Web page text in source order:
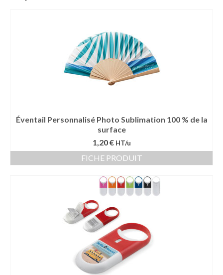
Bouteille & Mug Isotherme
Bouteille isotherme
Mug isotherme
Chemise Publicitaire
Polo Publicitaire
Sweat-shirt
Tee-shirt publicitaire
Vêtement Haute Visibilité
Éventail Personnalisé Photo Sublimation 100 % de la
surface
1,20 € HT/u
FICHE PRODUIT